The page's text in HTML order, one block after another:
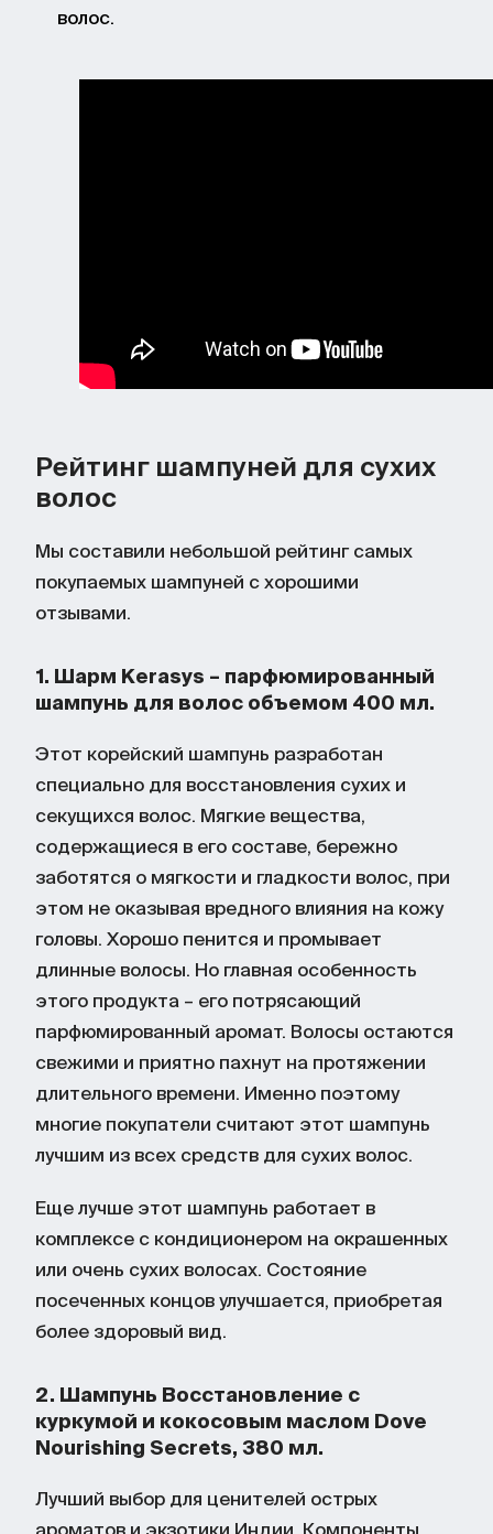
волос.
Рейтинг шампуней для сухих
волос
Мы составили небольшой рейтинг самых
покупаемых шампуней с хорошими
отзывами.
1. Шарм Kerasys – парфюмированный
шампунь для волос объемом 400 мл.
Этот корейский шампунь разработан
специально для восстановления сухих и
секущихся волос. Мягкие вещества,
содержащиеся в его составе, бережно
заботятся о мягкости и гладкости волос, при
этом не оказывая вредного влияния на кожу
головы. Хорошо пенится и промывает
длинные волосы. Но главная особенность
этого продукта – его потрясающий
парфюмированный аромат. Волосы остаются
свежими и приятно пахнут на протяжении
длительного времени. Именно поэтому
многие покупатели считают этот шампунь
лучшим из всех средств для сухих волос.
Еще лучше этот шампунь работает в
комплексе с кондиционером на окрашенных
или очень сухих волосах. Состояние
посеченных концов улучшается, приобретая
более здоровый вид.
2. Шампунь Восстановление с
куркумой и кокосовым маслом Dove
Nourishing Secrets, 380 мл.
Лучший выбор для ценителей острых
ароматов и экзотики Индии. Компоненты,